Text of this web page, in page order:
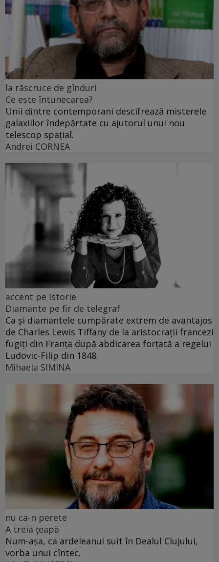
la răscruce de gînduri
Ce este întunecarea?
Unii dintre contemporani descifrează misterele
galaxiilor îndepărtate cu ajutorul unui nou
telescop spațial.
Andrei CORNEA
accent pe istorie
Diamante pe fir de telegraf
Ca și diamantele cumpărate extrem de avantajos
de Charles Lewis Tiffany de la aristocrații francezi
fugiți din Franța după abdicarea forțată a regelui
Ludovic-Filip din 1848.
Mihaela SIMINA
nu ca-n perete
A treia țeapă
Num-așa, ca ardeleanul suit în Dealul Clujului,
vorba unui cîntec.